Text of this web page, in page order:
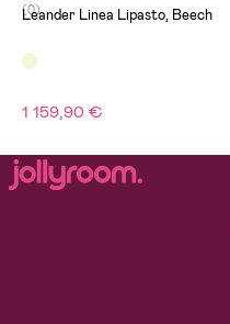
(0)
Leander Linea Lipasto, Beech
1 159,90 €